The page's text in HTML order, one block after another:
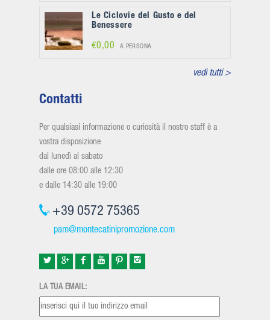
Le Ciclovie del Gusto e del
Benessere
€0,00 A PERSONA
vedi tutti >
Contatti
Per qualsiasi informazione o curiosità il nostro staff è a
vostra disposizione
dal lunedì al sabato
dalle ore 08:00 alle 12:30
e dalle 14:30 alle 19:00
+39 0572 75365
pam@montecatinipromozione.com
LA TUA EMAIL: